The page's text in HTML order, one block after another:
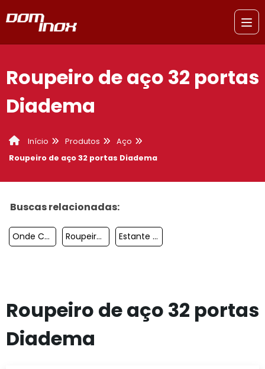
Roupeiro de aço 32 portas
Diadema
Início Produtos
Aço
Roupeiro de aço 32 portas Diadema
Buscas relacionadas:
Onde Comprar Estante De Aço São Paulo Roupeiro De Aço 20 Portas Preço Osasco Estante De Aço Para Arquivo Sacomã
Roupeiro de aço 32 portas
Diadema